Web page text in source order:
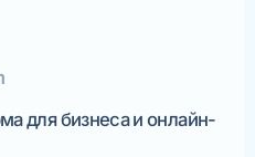
для бизнеса и онлайн-